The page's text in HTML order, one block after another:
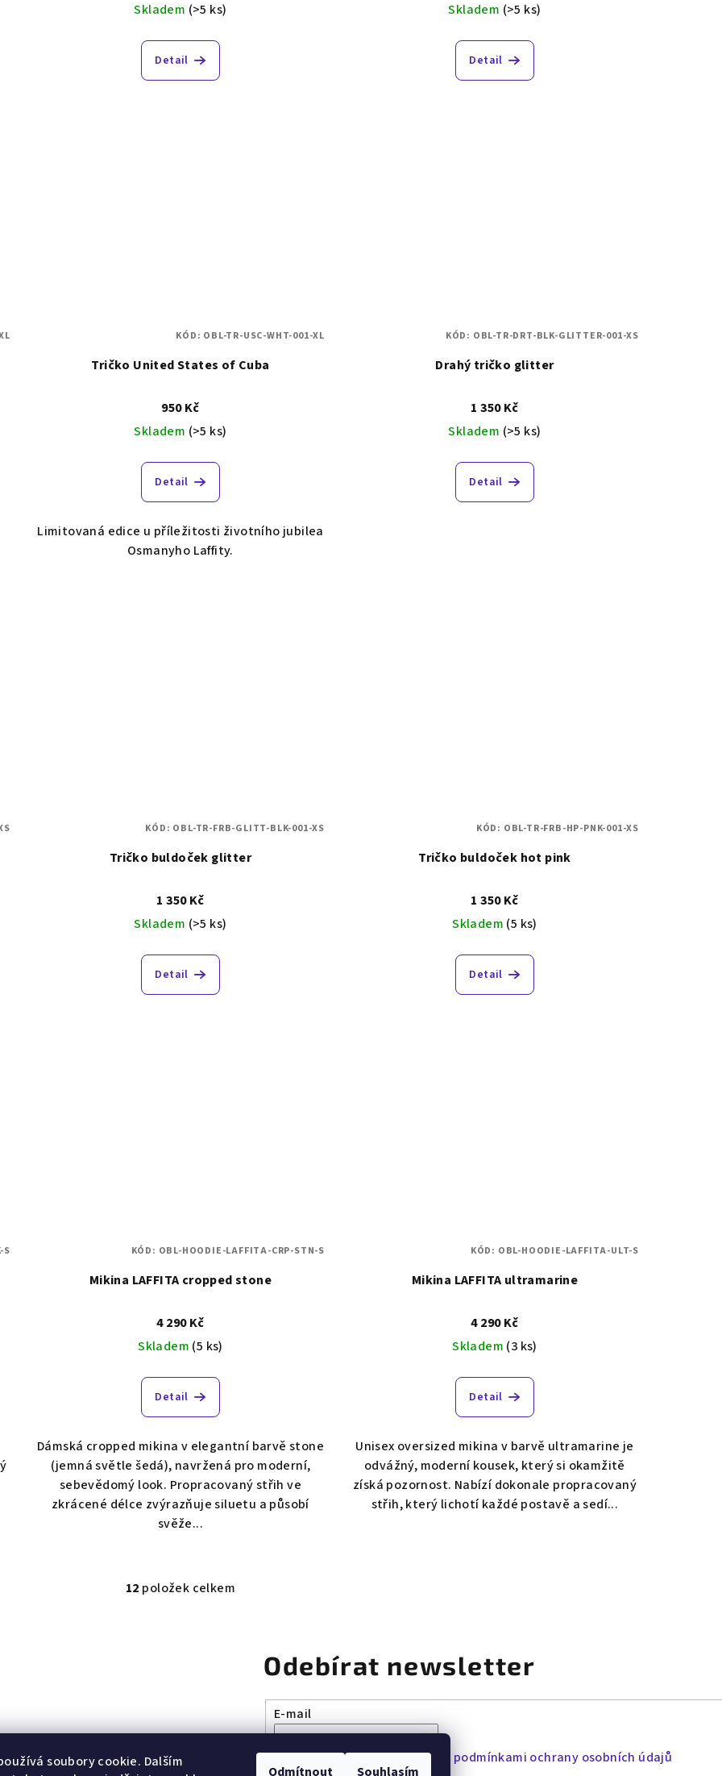
soubory cookie. Dalším
Odmítnout Souhlasím
Skladem (>5 ks)
Detail
Skladem (>5 ks)
Detail
Tričko United States of Cuba
950 Kč
Skladem (>5 ks)
Detail
Limitovaná edice u příležitosti životního jubilea
Osmanyho Laffity.
KÓD: OBL-TR-USC-WHT-001-XL
Drahý tričko glitter
1 350 Kč
Skladem (>5 ks)
Detail
KÓD: OBL-TR-DRT-BLK-GLITTER-001-XS
Tričko buldoček glitter
1 350 Kč
Skladem (>5 ks)
Detail
KÓD: OBL-TR-FRB-GLITT-BLK-001-XS
Tričko buldoček hot pink
1 350 Kč
Skladem (5 ks)
Detail
KÓD: OBL-TR-FRB-HP-PNK-001-XS
S
Mikina LAFFITA cropped stone
4 290 Kč
Skladem (5 ks)
Detail
Dámská cropped mikina v elegantní barvě stone
(jemná světle šedá), navržená pro moderní,
sebevědomý look. Propracovaný střih ve
zkrácené délce zvýrazňuje siluetu a působí
svěže...
KÓD: OBL-HOODIE-LAFFITA-CRP-STN-S
Mikina LAFFITA ultramarine
4 290 Kč
Skladem (3 ks)
Detail
Unisex oversized mikina v barvě ultramarine je
odvážný, moderní kousek, který si okamžitě
získá pozornost. Nabízí dokonale propracovaný
střih, který lichotí každé postavě a sedí...
KÓD: OBL-HOODIE-LAFFITA-ULT-S
O
c
í
12 položek celkem
Odebírat newsletter
E-mail
Vložením e-mailu souhlasíte s podmínkami ochrany osobních údajů